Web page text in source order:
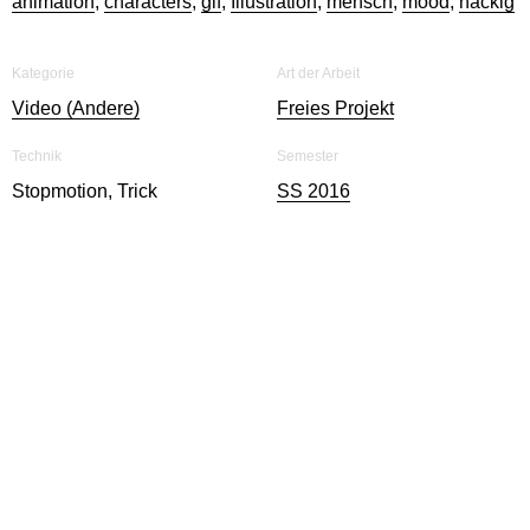
Kategorie
Video (Andere)
Art der Arbeit
Freies Projekt
Technik
Stopmotion, Trick
Semester
SS 2016